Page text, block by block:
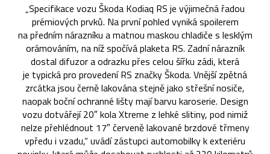
„Specifikace vozu Škoda Kodiaq RS je výjimečná řadou
prémiových prvků. Na první pohled vyniká spoilerem
na předním nárazníku a matnou maskou chladiče s lesklým
orámováním, na níž spočívá plaketa RS. Zadní nárazník
dostal difuzor a odrazku přes celou šířku zádi, která
je typická pro provedení RS značky Škoda. Vnější zpětná
zrcátka jsou černě lakována stejně jako střešní nosiče,
naopak boční ochranné lišty mají barvu karoserie. Design
vozu dotvářejí 20″ kola Xtreme z lehké slitiny, pod nimiž
nelze přehlédnout 17″ červeně lakované brzdové třmeny
vpředu i vzadu,“ uvádí zástupci automobilky k exteriéru